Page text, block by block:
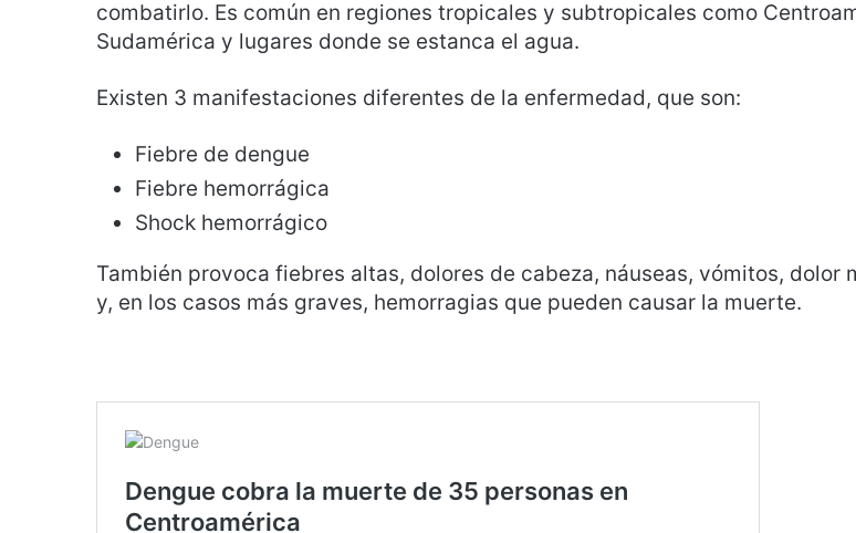
combatirlo. Es común en regiones tropicales y subtropicales como
Sudamérica y lugares donde se estanca el agua.
Existen 3 manifestaciones diferentes de la enfermedad, que son:
Fiebre de dengue
Fiebre hemorrágica
Shock hemorrágico
También provoca fiebres altas, dolores de cabeza, náuseas, vómitos, dolor
y, en los casos más graves, hemorragias que pueden causar la muerte.